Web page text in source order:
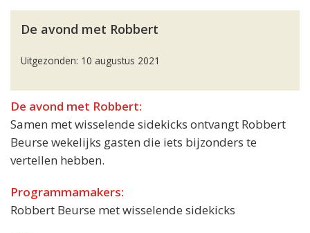
De avond met Robbert
Uitgezonden: 10 augustus 2021
De avond met Robbert:
Samen met wisselende sidekicks ontvangt Robbert
Beurse wekelijks gasten die iets bijzonders te
vertellen hebben.
Programmamakers:
Robbert Beurse met wisselende sidekicks